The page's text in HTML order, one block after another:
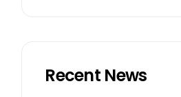
Recent News